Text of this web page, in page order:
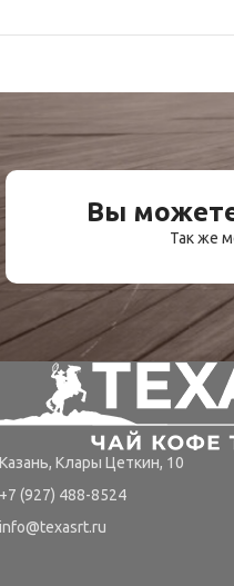
Вы
Так же
Казань, Клары Цеткин, 10
+7 (927) 488-8524
info@texasrt.ru